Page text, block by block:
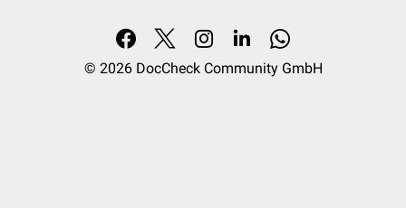
© 2026 DocCheck Community GmbH